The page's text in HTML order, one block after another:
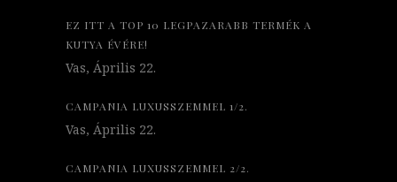
EZ ITT A TOP 10 LEGPAZARABB TERMÉK A
KUTYA ÉVÉRE!
Vas, Április 22.
CAMPANIA LUXUSSZEMMEL 1/2.
Vas, Április 22.
CAMPANIA LUXUSSZEMMEL 2/2.